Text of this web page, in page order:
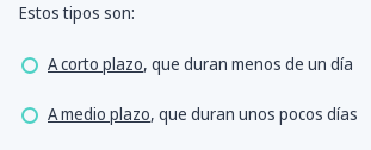
Estos tipos son:
A corto plazo, que duran menos de un día
A medio plazo, que duran unos pocos días